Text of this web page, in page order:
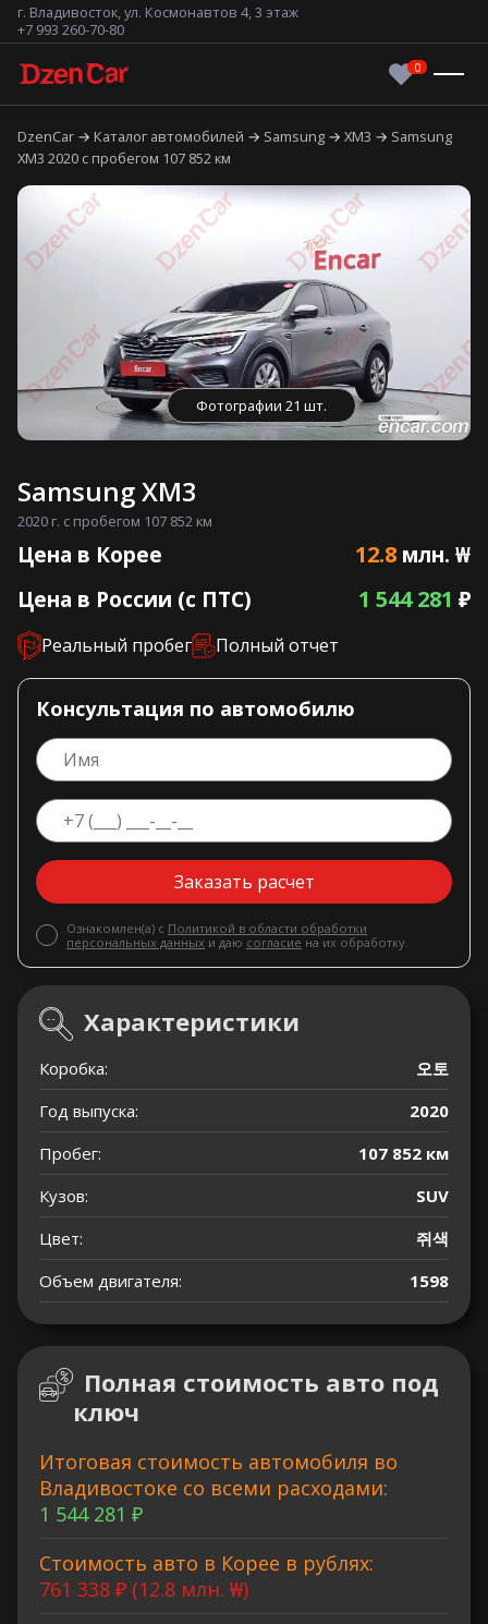
г. Владивосток, ул. Космонавтов 4, 3 этаж
+7 993 260-70-80
DzenCar Каталог автомобилей Samsung XM3
Samsung
XM3 2020 с пробегом 107 852 км
Фотографии 21 шт.
Samsung XM3
2020 г. с пробегом 107 852 км
Цена в Корее 12.8 млн. ₩
Цена в России (с ПТС)
1 544 281 ₽
Реальный пробег Полный отчет
Консультация по автомобилю
Заказать расчет
Ознакомлен(а) с Политикой в области обработки
персональных данных и даю согласие на их обработку.
Характеристики
Коробка:
오토
Год выпуска:
2020
Пробег:
107 852 км
Кузов:
SUV
Цвет:
쥐색
Объем двигателя:
1598
Полная стоимость авто под
ключ
Итоговая стоимость автомобиля во
Владивостоке со всеми расходами:
1 544 281 ₽
Стоимость авто в Корее в рублях:
761 338 ₽ (12.8 млн. ₩)